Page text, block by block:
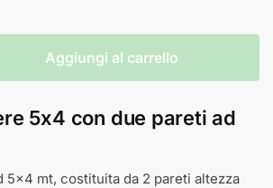
Aggiungi al carrello
5x4 con due pareti ad
5x4 mt, costituita da 2 pareti altezza